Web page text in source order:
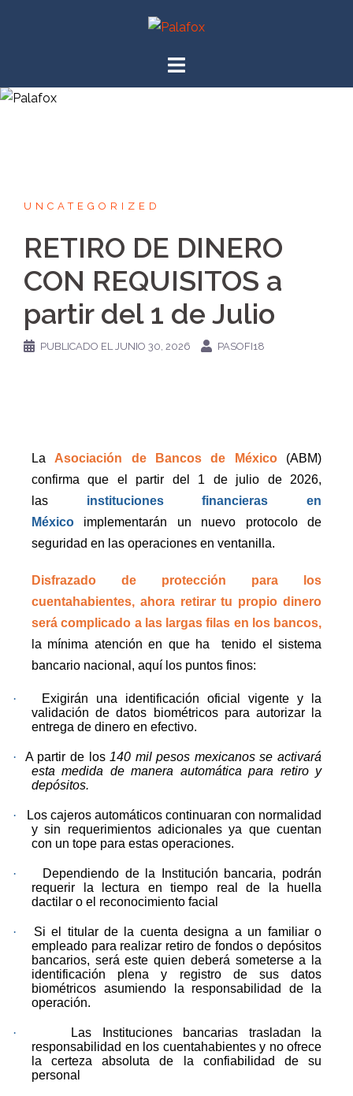
UNCATEGORIZED
RETIRO DE DINERO
CON REQUISITOS a
partir del 1 de Julio
PUBLICADO ELJUNIO 30, 2026 PASOFI18
La Asociación de Bancos de México (ABM)
confirma que el partir del 1 de julio de 2026,
las
instituciones financieras en
México implementarán un nuevo protocolo de
seguridad en las operaciones en ventanilla.
Disfrazado de protección para los
cuentahabientes, ahora retirar tu propio dinero
será complicado a las largas filas en los bancos,
la mínima atención en que ha
tenido el sistema
bancario nacional, aquí los puntos finos:
·
Exigirán una identificación oficial vigente y la
validación de datos biométricos para autorizar la
entrega de dinero en efectivo.
· A partir de los 140 mil pesos mexicanos se activará
esta medida de manera automática para retiro y
depósitos.
·
Los cajeros automáticos continuaran con normalidad
y sin requerimientos adicionales ya que cuentan
con un tope para estas operaciones.
·
Dependiendo de la Institución bancaria, podrán
requerir la lectura en tiempo real de la huella
dactilar o el reconocimiento facial
·
Si el titular de la cuenta designa a un familiar o
empleado para realizar retiro de fondos o depósitos
bancarios, será este quien deberá someterse a la
identificación plena y registro de sus datos
biométricos asumiendo la responsabilidad de la
operación.
·
Las Instituciones bancarias trasladan la
responsabilidad en los cuentahabientes y no ofrece
la certeza absoluta de la confiabilidad de su
personal